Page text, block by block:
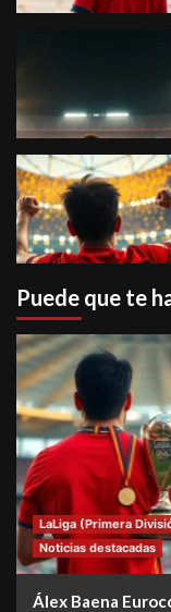
Puede que te
LaLiga (Primera
Noticias destacadas
Álex Baena